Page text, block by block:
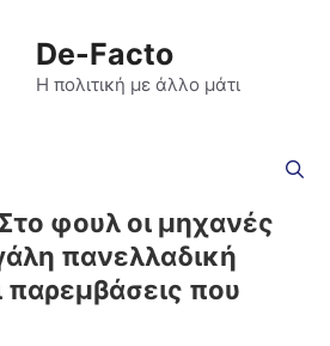
De-Facto
Η πολιτική με άλλο μάτι
φουλ οι μηχανές
πανελλαδική
παρεμβάσεις που